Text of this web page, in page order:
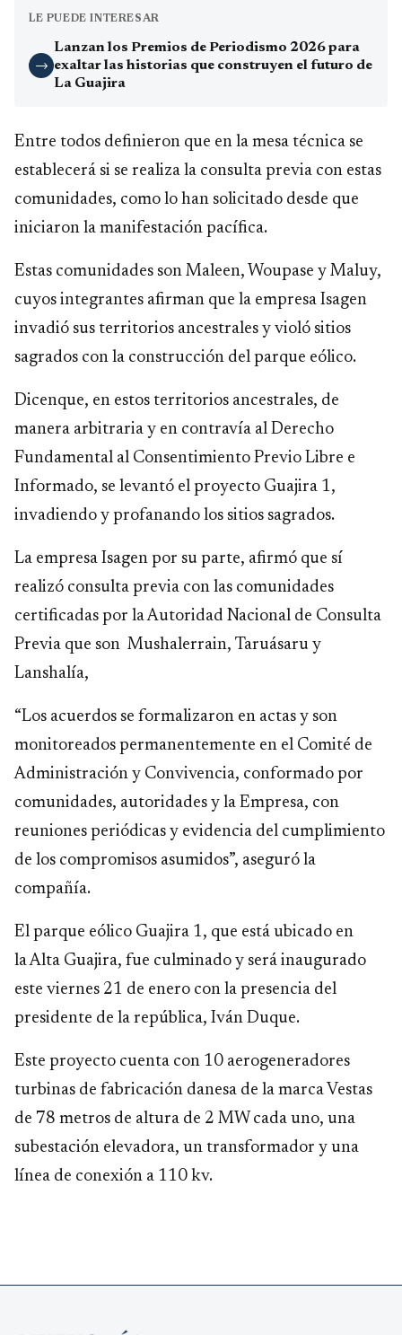
LE PUEDE INTERESAR
→
Lanzan los Premios de Periodismo 2026 para
exaltar las historias que construyen el futuro de
La Guajira
Entre todos definieron que en la mesa técnica se
establecerá si se realiza la consulta previa con estas
comunidades, como lo han solicitado desde que
iniciaron la manifestación pacífica.
Estas comunidades son Maleen, Woupase y Maluy,
cuyos integrantes afirman que la empresa Isagen
invadió sus territorios ancestrales y violó sitios
sagrados con la construcción del parque eólico.
Dicenque, en estos territorios ancestrales, de
manera arbitraria y en contravía al Derecho
Fundamental al Consentimiento Previo Libre e
Informado, se levantó el proyecto Guajira 1,
invadiendo y profanando los sitios sagrados.
La empresa Isagen por su parte, afirmó que sí
realizó consulta previa con las comunidades
certificadas por la Autoridad Nacional de Consulta
Previa que son Mushalerrain, Taruásaru y
Lanshalía,
“Los acuerdos se formalizaron en actas y son
monitoreados permanentemente en el Comité de
Administración y Convivencia, conformado por
comunidades, autoridades y la Empresa, con
reuniones periódicas y evidencia del cumplimiento
de los compromisos asumidos”, aseguró la
compañía.
El parque eólico Guajira 1, que está ubicado en
la Alta Guajira, fue culminado y será inaugurado
este viernes 21 de enero con la presencia del
presidente de la república, Iván Duque.
Este proyecto cuenta con 10 aerogeneradores
turbinas de fabricación danesa de la marca Vestas
de 78 metros de altura de 2 MW cada uno, una
subestación elevadora, un transformador y una
línea de conexión a 110 kv.